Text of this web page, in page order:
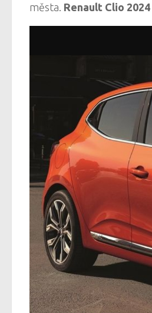
města. Renault Clio 2024